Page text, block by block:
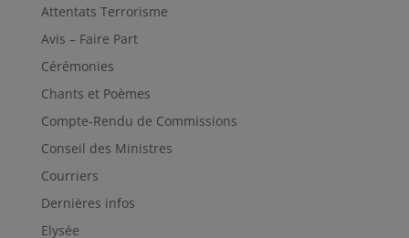
Attentats Terrorisme
Avis – Faire Part
Cérémonies
Chants et Poèmes
Compte-Rendu de Commissions
Conseil des Ministres
Courriers
Dernières infos
Elysée